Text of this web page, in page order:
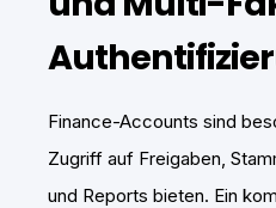
Finance-Accounts sind
Zugriff auf Freigaben,
und Reports bieten. Ein